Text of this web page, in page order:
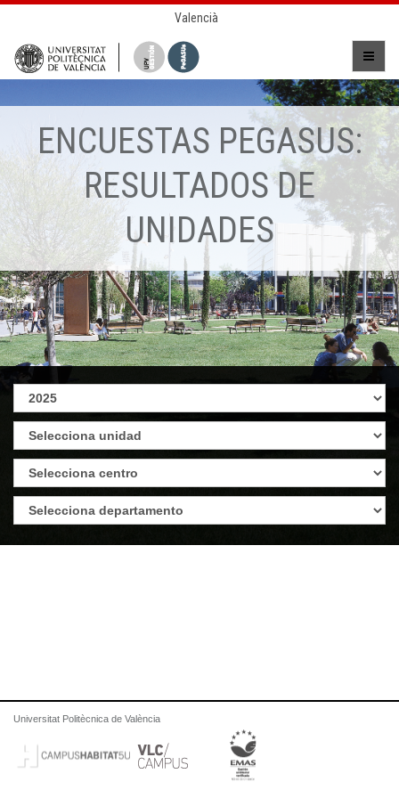
Valencià
ENCUESTAS PEGASUS:
RESULTADOS DE
UNIDADES
Universitat Politècnica de València